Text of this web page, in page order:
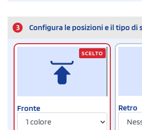
3 Configura le posizioni e il tipo di
Fronte
SCELTO
Retro